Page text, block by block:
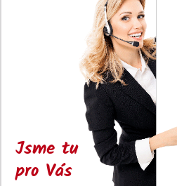
Jsme tu
pro Vás